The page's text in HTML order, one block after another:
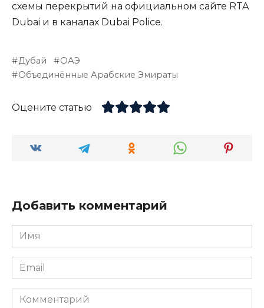
схемы перекрытий на официальном сайте RTA
Dubai и в каналах Dubai Police.
Дубай
ОАЭ
Объединённые Арабские Эмираты
Оцените статью
Добавить комментарий
Имя
*
Email
*
Комментарий